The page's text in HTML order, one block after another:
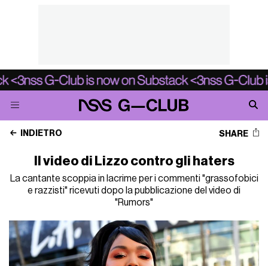
INDIETRO SHARE
Il video di Lizzo contro gli haters
La cantante scoppia in lacrime per i commenti "grassofobici
e razzisti" ricevuti dopo la pubblicazione del video di
"Rumors"